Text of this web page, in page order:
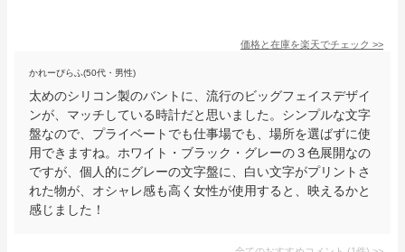
価格と在庫を楽天でチェック >>
かれーぴらふ(50代・男性)
太めのシリコン製のバントに、流行のビッグフェイスデザイ
ンが、マッチしている時計だと思いました。シンプルな文字
盤なので、プライベートでも仕事場でも、場所を選ばずに使
用できますね。ホワイト・ブラック・グレーの３色展開なの
ですが、個人的にグレーの文字盤に、白い文字がプリントさ
れた物が、オシャレ感も高く女性が使用すると、映えるかと
感じました！